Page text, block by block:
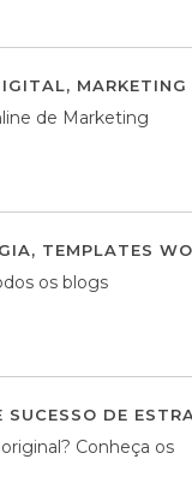
,
de Marketing
, TEMPLATES
os blogs
SUCESSO DE
Conheça os